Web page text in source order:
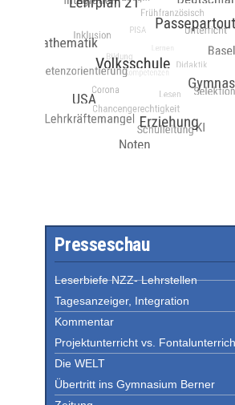
Presseschau
Leserbiefe NZZ- Lehrstellen
Tagesanzeiger, Integration
Kommentar
Projektunterricht vs.
Die WELT
Übertritt ins Gymnasium Berner